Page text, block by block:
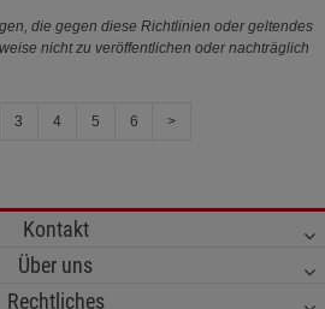
die gegen diese Richtlinien oder geltendes
nicht zu veröffentlichen oder nachträglich
3 4 5 6 >
Kontakt
Über uns
Rechtliches